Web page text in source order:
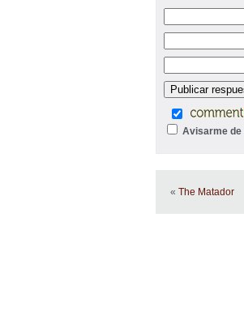
Avisarme de
« The Matador